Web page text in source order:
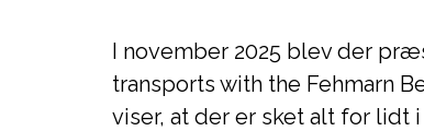
I november 2025 blev der
transports with the Fehmarn
viser, at der er sket alt for lidt